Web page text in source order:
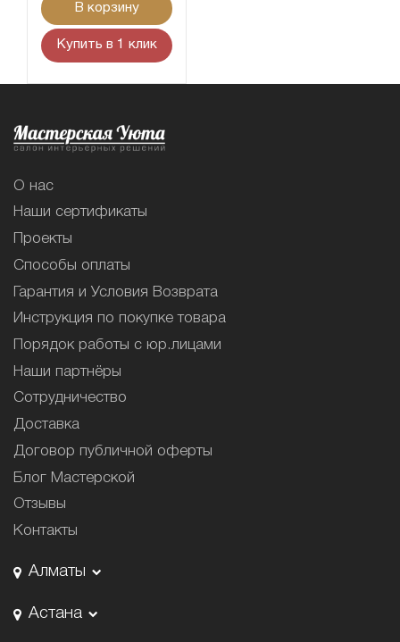
В корзину
Купить в 1 клик
О нас
Наши сертификаты
Проекты
Способы оплаты
Гарантия и Условия Возврата
Инструкция по покупке товара
Порядок работы с юр.лицами
Наши партнёры
Сотрудничество
Доставка
Договор публичной оферты
Блог Мастерской
Отзывы
Контакты
Алматы
Астана